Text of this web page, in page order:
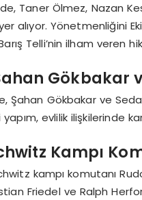
Taner Ölmez, Nazan
alıyor. Yönetmenliğini
Telli’nin ilham veren
Gökbakar
Şahan Gökbakar ve
evlilik ilişkilerinde
Kampı
kampı komutanı
Friedel ve Ralph